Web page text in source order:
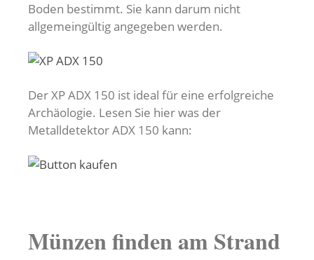
Boden bestimmt. Sie kann darum nicht
allgemeingültig angegeben werden.
Der XP ADX 150 ist ideal für eine erfolgreiche
Archäologie. Lesen Sie hier was der
Metalldetektor ADX 150 kann:
Münzen finden am Strand